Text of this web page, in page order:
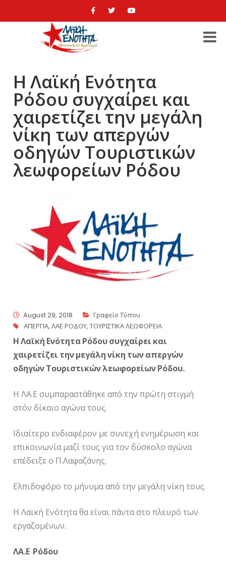
Η Λαϊκή Ενότητα
Ρόδου συγχαίρει και
χαιρετίζει την μεγάλη
νίκη των απεργών
οδηγών Τουριστικών
λεωφορείων Ρόδου
August 29, 2018
Γραφείο Τύπου
ΑΠΕΡΓΙΑ,ΛΑΕ ΡΟΔΟΥ,ΤΟΥΡΙΣΤΙΚΑ ΛΕΩΦΟΡΕΙΑ
Η Λαϊκή Ενότητα Ρόδου συγχαίρει και
χαιρετίζει την μεγάλη νίκη των απεργών
οδηγών Τουριστικών λεωφορείων Ρόδου.
Η ΛΑ.Ε συμπαραστάθηκε από την πρώτη στιγμή
στόν δίκαιο αγώνα τους.
Ιδιαίτερο ενδιαφέρον με συνεχή ενημέρωση και
επικοινωνία μαζί τους για τον δύσκολο αγώνα
επέδειξε ο Π.Λαφαζάνης.
Ελπιδοφόρο το μήνυμα από την μεγάλη νίκη τους.
Η Λαϊκή Ενότητα θα είναι πάντα στο πλευρό των
εργαζομένων.
ΛΑ.Ε Ρόδου